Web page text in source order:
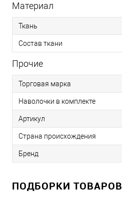
Материал
Ткань
Состав ткани
Прочие
Торговая марка
Наволочки в комплекте
Артикул
Страна происхождения
Бренд
ПОДБОРКИ ТОВАРОВ